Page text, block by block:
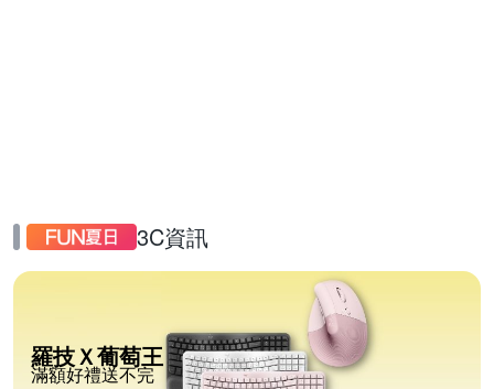
3C資訊
羅技Ｘ葡萄王
滿額好禮送不完